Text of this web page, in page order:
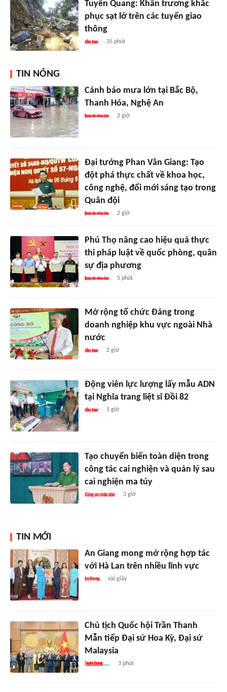
Tuyên Quang: Khẩn trương khắc
phục sạt lở trên các tuyến giao
thông
35 phút
TIN NÓNG
Cảnh báo mưa lớn tại Bắc Bộ,
Thanh Hóa, Nghệ An
2 giờ
Đại tướng Phan Văn Giang: Tạo
đột phá thực chất về khoa học,
công nghệ, đổi mới sáng tạo trong
Quân đội
2 giờ
Phú Thọ nâng cao hiệu quả thực
thi pháp luật về quốc phòng, quân
sự địa phương
5 phút
Mở rộng tổ chức Đảng trong
doanh nghiệp khu vực ngoài Nhà
nước
2 giờ
Động viên lực lượng lấy mẫu ADN
tại Nghĩa trang liệt sĩ Đồi 82
1 giờ
Tạo chuyển biến toàn diện trong
công tác cai nghiện và quản lý sau
cai nghiện ma túy
3 giờ
TIN MỚI
An Giang mong mở rộng hợp tác
với Hà Lan trên nhiều lĩnh vực
vài giây
Chủ tịch Quốc hội Trần Thanh
Mẫn tiếp Đại sứ Hoa Kỳ, Đại sứ
Malaysia
3 phút